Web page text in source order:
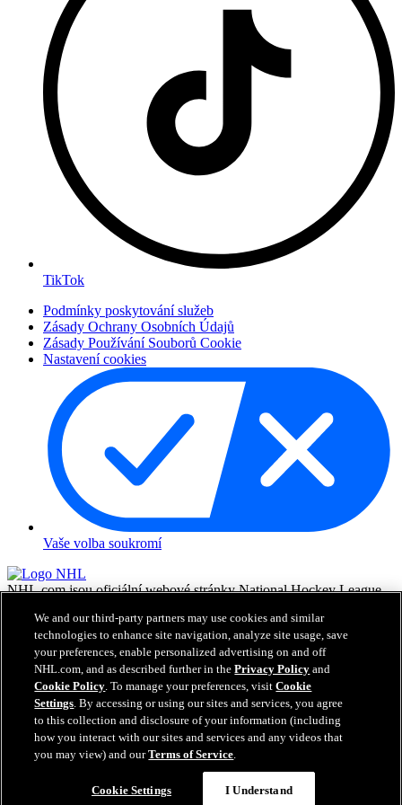
TikTok
Podmínky poskytování služeb
Zásady Ochrany Osobních Údajů
Zásady Používání Souborů Cookie
Nastavení cookies
Vaše volba soukromí
NHL.com jsou oficiální webové stránky National Hockey League.
vlastnictvím NHL a příslušných klubů a nesmějí být reprodukovány
bez předchozího písemného souhlasu NHL Enterprises, L.P. © NHL
2026. Všechna práva vyhrazena. Všechny dresy týmů NHL
customizované jmény a čísly hráčů NHL jsou oficiálně licencované
NHL a NHLPA. Vodoznak Zamboni a konfigurace Zamboni ice
resurfacing machine jsou registrované obchodní známky Frank J.
Zamboni & Co., Inc.© Frank J. Zamboni & Co., Inc. 2026.
Všechna práva vyhrazena. Jakékoliv obchodní známky či copyright
jsou vlastnictvím příslušných majitelů. Všechna práva vyhrazena.
We and our third-party partners may use cookies and similar
technologies to enhance site navigation, analyze site usage, save
your preferences, enable personalized advertising on and off
NHL.com, and as described further in thePrivacy Policy and
Cookie Policy. To manage your preferences, visitCookie
Settings. By accessing or using our sites and services, you agree
to this collection and disclosure of your information (including
how you interact with our sites and services and any videos that
you may view) and ourTerms of Service.
Cookie Settings I Understand